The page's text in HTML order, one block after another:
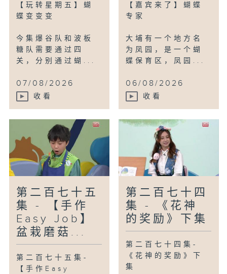
【玩转星期五】蝴
蝶变变变
今集爆谷队和波板
糖队需要通过四
关，分别通过蝴...
07/08/2026
收看
【嘉宾来了】蝴蝶
专家
大埔有一个地方名
为凤园，是一个蝴
蝶保育区，凤园...
06/08/2026
收看
第二百七十五
集 - 【手作
Easy Job】
盆栽磨菇...
第二百七十五集-
【手作Easy
第二百七十四
集 - 《花神
的奖励》下集
第二百七十四集-
《花神的奖励》下
集